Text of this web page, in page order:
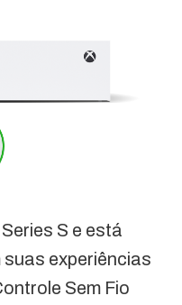
S e está
experiências
Sem Fio